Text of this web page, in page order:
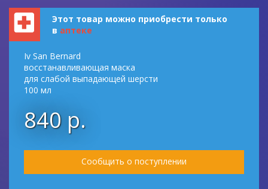
Этот товар можно приобрести только
в аптеке
Iv San Bernard
восстанавливающая маска
для слабой выпадающей шерсти
100 мл
840 р.
Сообщить о поступлении